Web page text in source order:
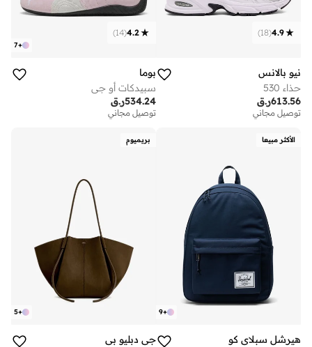
4.9
(
18
)
نيو بالانس
حذاء 530
ر.ق613.56
توصيل مجاني
+
7
4.2
(
14
)
بوما
سبيدكات أو جي
ر.ق534.24
توصيل مجاني
الأكثر مبيعا
+
9
هيرشل سبلاي كو
بريميوم
+
5
جي دبليو بي